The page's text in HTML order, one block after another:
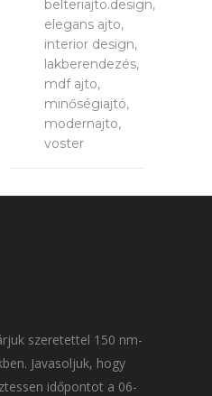
belteriajto.design,
elegans ajto,
interior design,
lakberendezés,
mdf ajto,
minőségiajtó,
modernajto,
voster
szeretettel 150 nm-
Javasoljuk, hogy
időpontot a 06-